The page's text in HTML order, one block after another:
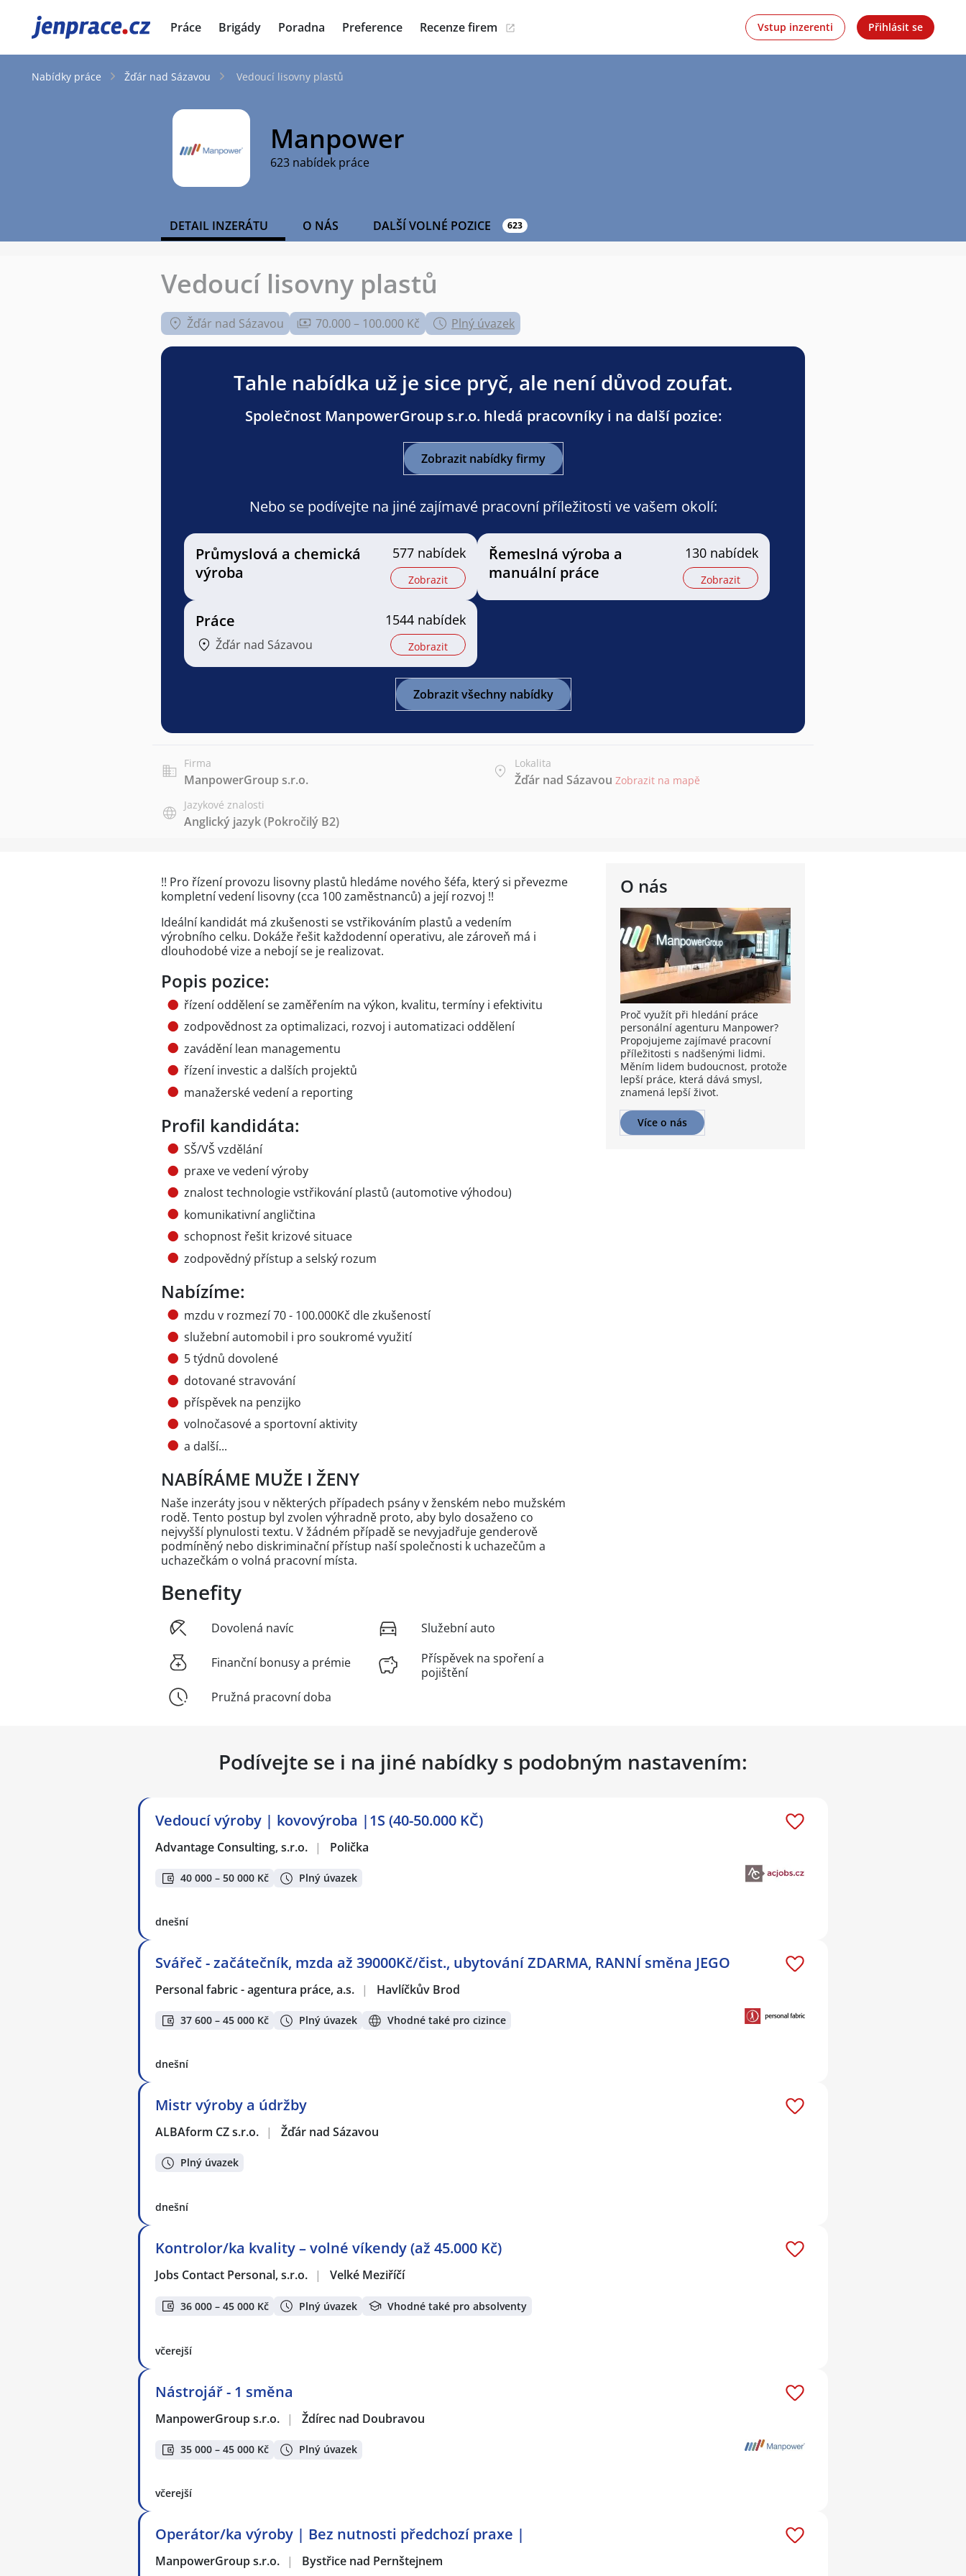
JenPráce.cz Práce Brigády Poradna Preference Recenze firem Vstup inzerenti Přihlásit se
Nabídky práce Žďár nad Sázavou Vedoucí lisovny plastů
Manpower
623 nabídek práce
DETAIL INZERÁTU O NÁS DALŠÍ VOLNÉ POZICE 623
Vedoucí lisovny plastů
Žďár nad Sázavou 70.000 – 100.000 Kč Plný úvazek
Tahle nabídka už je sice pryč, ale není důvod zoufat.
Společnost ManpowerGroup s.r.o. hledá pracovníky i na další pozice:
Zobrazit nabídky firmy
Nebo se podívejte na jiné zajímavé pracovní příležitosti ve vašem okolí:
Průmyslová a chemická
výroba
577 nabídek
Zobrazit
Řemeslná výroba a
manuální práce
130 nabídek
Zobrazit
Práce
Žďár nad Sázavou
1544 nabídek
Zobrazit
Zobrazit všechny nabídky
Firma
ManpowerGroup s.r.o.
Lokalita
Žďár nad Sázavou Zobrazit na mapě
Jazykové znalosti
Anglický jazyk(Pokročilý B2)
O nás
Proč využít při hledání práce
personální agenturu Manpower?
Propojujeme zajímavé pracovní
příležitosti s nadšenými lidmi.
Měním lidem budoucnost, protože
lepší práce, která dává smysl,
znamená lepší život.
Více o nás
!! Pro řízení provozu lisovny plastů hledáme nového šéfa, který si převezme
kompletní vedení lisovny (cca 100 zaměstnanců) a její rozvoj !!
Ideální kandidát má zkušenosti se vstřikováním plastů a vedením
výrobního celku. Dokáže řešit každodenní operativu, ale zároveň má i
dlouhodobé vize a nebojí se je realizovat.
Popis pozice:
řízení oddělení se zaměřením na výkon, kvalitu, termíny i efektivitu
zodpovědnost za optimalizaci, rozvoj i automatizaci oddělení
zavádění lean managementu
řízení investic a dalších projektů
manažerské vedení a reporting
Profil kandidáta:
SŠ/VŠ vzdělání
praxe ve vedení výroby
znalost technologie vstřikování plastů (automotive výhodou)
komunikativní angličtina
schopnost řešit krizové situace
zodpovědný přístup a selský rozum
Nabízíme:
mzdu v rozmezí 70 - 100.000Kč dle zkušeností
služební automobil i pro soukromé využití
5 týdnů dovolené
dotované stravování
příspěvek na penzijko
volnočasové a sportovní aktivity
a další...
NABÍRÁME MUŽE I ŽENY
Naše inzeráty jsou v některých případech psány v ženském nebo mužském
rodě. Tento postup byl zvolen výhradně proto, aby bylo dosaženo co
nejvyšší plynulosti textu. V žádném případě se nevyjadřuje genderově
podmíněný nebo diskriminační přístup naší společnosti k uchazečům a
uchazečkám o volná pracovní místa.
Benefity
Dovolená navíc
Finanční bonusy a prémie
Pružná pracovní doba
Služební auto
Příspěvek na spoření a
pojištění
Podívejte se i na jiné nabídky s podobným nastavením:
Vedoucí výroby | kovovýroba |1S (40-50.000 KČ)
Advantage Consulting, s.r.o. | Polička
40 000 – 50 000 Kč Plný úvazek
dnešní
Svářeč - začátečník, mzda až 39000Kč/čist., ubytování ZDARMA, RANNÍ směna JEGO
Personal fabric - agentura práce, a.s. | Havlíčkův Brod
37 600 – 45 000 Kč Plný úvazek Vhodné také pro cizince
dnešní
Mistr výroby a údržby
ALBAform CZ s.r.o. | Žďár nad Sázavou
Plný úvazek
dnešní
Kontrolor/ka kvality – volné víkendy (až 45.000 Kč)
Jobs Contact Personal, s.r.o. | Velké Meziříčí
36 000 – 45 000 Kč Plný úvazek Vhodné také pro absolventy
včerejší
Nástrojář - 1 směna
ManpowerGroup s.r.o. | Ždírec nad Doubravou
35 000 – 45 000 Kč Plný úvazek
včerejší
Operátor/ka výroby | Bez nutnosti předchozí praxe |
ManpowerGroup s.r.o. | Bystřice nad Pernštejnem